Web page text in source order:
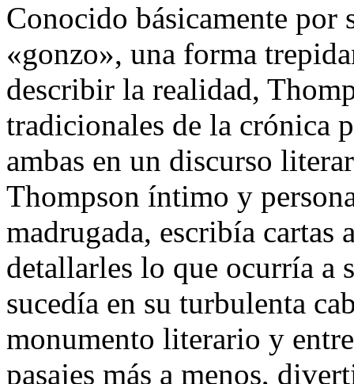
Conocido básicamente
«gonzo», una forma
describir la realidad,
tradicionales de la crónica
ambas en un discurso
Thompson íntimo y
madrugada, escribía cartas
detallarles lo que ocurría a
sucedía en su turbulenta
monumento literario y
pasajes más a menos,